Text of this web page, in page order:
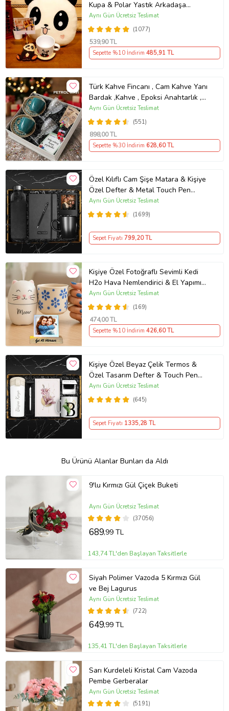
Kupa & Polar Yastık Arkadaşa
Hediye
(1077)
Aynı Gün Ücretsiz Teslimat
539,90 TL
Sepette %10 İndirim 485,91 TL
Türk Kahve Fincanı , Cam Kahve Yanı
Bardak ,Kahve , Epoksi Anahtarlık ,
Kahvesever Hediye Seti AYN34
KŞSL
(551)
Aynı Gün Ücretsiz Teslimat
898,00 TL
Sepette %30 İndirim 628,60 TL
Özel Kılıflı Cam Şişe Matara & Kişiye
Özel Defter & Metal Touch Pen
Kalem & Fotoğraf Çerçevesi & Siyah
Kupa Hediye Seti
(1699)
Aynı Gün Ücretsiz Teslimat
Sepet Fiyatı 799,20 TL
Kişiye Özel Fotoğraflı Sevimli Kedi
H2o Hava Nemlendirici & El Yapımı
Kabartmalı Kupa
(169)
Aynı Gün Ücretsiz Teslimat
474,00 TL
Sepette %10 İndirim 426,60 TL
Kişiye Özel Beyaz Çelik Termos &
Özel Tasarım Defter & Touch Pen
Kalem & Kişiye Özel Cep Aynası &
Kişiye Özel Kupa Hediye Seti
(645)
Aynı Gün Ücretsiz Teslimat
Sepet Fiyatı 1335,28 TL
Bu Ürünü Alanlar Bunları da Aldı
9'lu Kırmızı Gül Çiçek Buketi
(37056)
Aynı Gün Ücretsiz Teslimat
689,99 TL
143,74 TL'den Başlayan Taksitlerle
Siyah Polimer Vazoda 5 Kırmızı Gül
ve Bej Lagurus
(722)
Aynı Gün Ücretsiz Teslimat
649,99 TL
135,41 TL'den Başlayan Taksitlerle
Sarı Kurdeleli Kristal Cam Vazoda
Pembe Gerberalar
(5191)
Aynı Gün Ücretsiz Teslimat